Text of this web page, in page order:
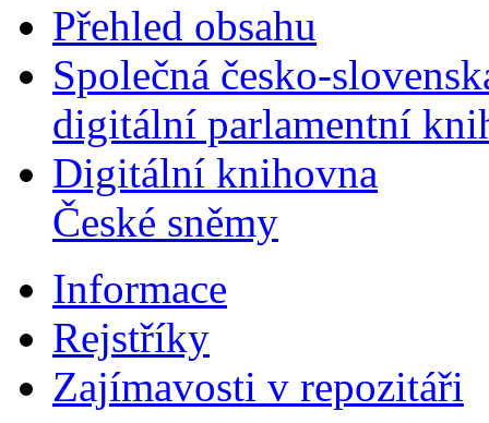
Přehled obsahu
Společná česko-
digitální parlamentní
Digitální knihovna
České sněmy
Informace
Rejstříky
Zajímavosti v repozitáři